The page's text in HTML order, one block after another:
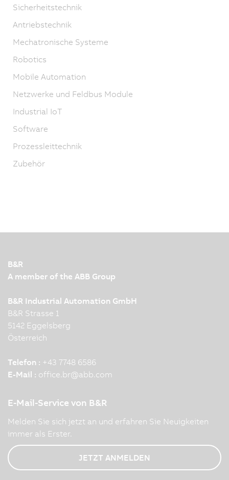
Sicherheitstechnik
Antriebstechnik
Mechatronische Systeme
Robotics
Mobile Automation
Netzwerke und Feldbus Module
Industrial IoT
Software
Prozessleittechnik
Zubehör
B&R
A member of the ABB Group
B&R Industrial Automation GmbH
B&R Strasse 1
5142 Eggelsberg
Österreich
Telefon : +43 7748 6586
E-Mail : office.br@abb.com
E-Mail-Service von B&R
Melden Sie sich jetzt an und erfahren Sie Neuigkeiten
immer als Erster.
JETZT ANMELDEN